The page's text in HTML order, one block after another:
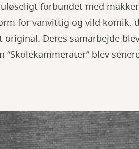
forbundet med
for vanvittig og vild komik,
Deres samarbejde
“Skolekammerater” blev